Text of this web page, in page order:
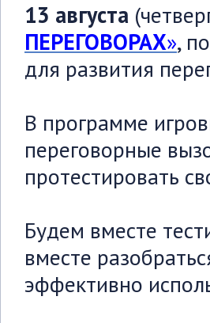
13 августа
ПЕРЕГОВОРАХ»,
для развития
В программе
переговорные
протестировать
Будем вместе
вместе
эффективно